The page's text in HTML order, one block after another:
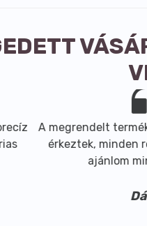
A megrendelt termékek
érkeztek, minden
ajánlom
Dávid